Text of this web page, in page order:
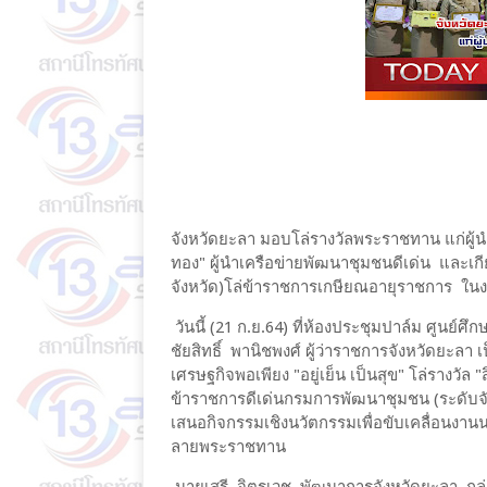
จังหวัดยะลา มอบโล่รางวัลพระราชทาน แก่ผู้
ทอง" ผู้นำเครือข่ายพัฒนาชุมชนดีเด่น และเ
จังหวัด)โล่ข้าราชการเกษียณอายุราชการ ใ
วันนี้ (21 ก.ย.64) ที่ห้องประชุมปาล์ม ศูนย์ศึก
ชัยสิทธิ์ พานิชพงศ์ ผู้ว่าราชการจังหวัดยะลา
เศรษฐกิจพอเพียง "อยู่เย็น เป็นสุข" โล่รางวั
ข้าราชการดีเด่นกรมการพัฒนาชุมชน (ระดับ
เสนอกิจกรรมเชิงนวัตกรรมเพื่อขับเคลื่อนง
ลายพระราชทาน